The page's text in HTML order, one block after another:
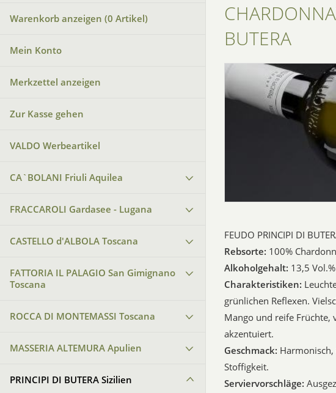
Warenkorb anzeigen (0 Artikel)
Mein Konto
Merkzettel anzeigen
Zur Kasse gehen
VALDO Werbeartikel
CA`BOLANI Friuli Aquilea
FRACCAROLI Gardasee - Lugana
CASTELLO d'ALBOLA Toscana
FATTORIA IL PALAGIO San Gimignano
Toscana
ROCCA DI MONTEMASSI Toscana
MASSERIA ALTEMURA Apulien
PRINCIPI DI BUTERA Sizilien
BUTERA
FEUDO PRINCIPI DI
Rebsorte: 100%
Alkoholgehalt: 13,5 Vol.%
Charakteristiken:
grünlichen Reflexen.
Mango und reife Früchte,
akzentuiert.
Geschmack:
Stoffigkeit.
Serviervorschläge: